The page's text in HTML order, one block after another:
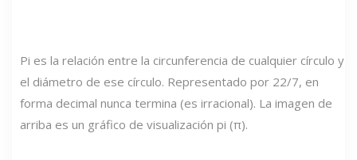
Pi es la relación entre la circunferencia de cualquier círculo y
el diámetro de ese círculo. Representado por 22/7, en
forma decimal nunca termina (es irracional). La imagen de
arriba es un gráfico de visualización pi (π).